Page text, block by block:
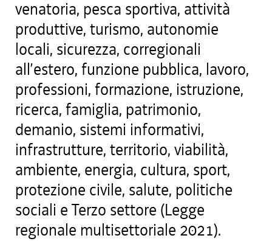
venatoria, pesca sportiva, attività
produttive, turismo, autonomie
locali, sicurezza, corregionali
all’estero, funzione pubblica, lavoro,
professioni, formazione, istruzione,
ricerca, famiglia, patrimonio,
demanio, sistemi informativi,
infrastrutture, territorio, viabilità,
ambiente, energia, cultura, sport,
protezione civile, salute, politiche
sociali e Terzo settore (Legge
regionale multisettoriale 2021).